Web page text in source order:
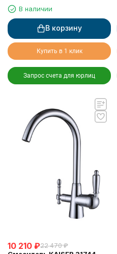
для питьевой воды, серебро
В наличии
В корзину
Купить в 1 клик
Запрос счета для юрлиц
10 210 ₽22 470 ₽